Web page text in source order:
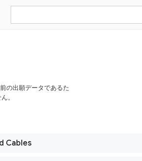
の出願データであるた
。
Cables